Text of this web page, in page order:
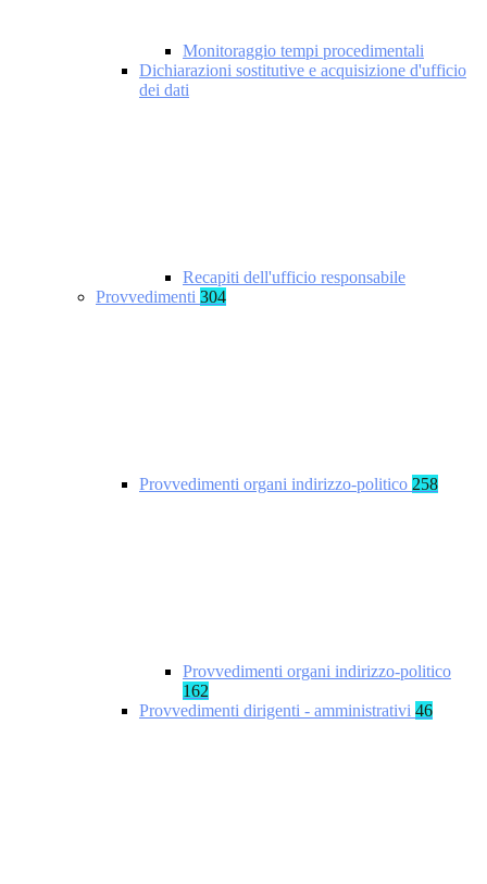
Monitoraggio tempi procedimentali
Dichiarazioni sostitutive e acquisizione d'ufficio
dei dati
Recapiti dell'ufficio responsabile
Provvedimenti 304
Provvedimenti organi indirizzo-politico 258
Provvedimenti organi indirizzo-politico
162
Provvedimenti dirigenti - amministrativi 46